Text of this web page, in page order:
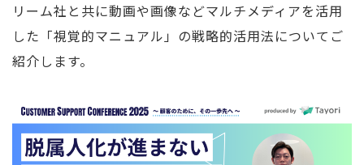
リーム社と共に動画や画像などマルチメディアを活用
した「視覚的マニュアル」の戦略的活用法についてご
紹介します。